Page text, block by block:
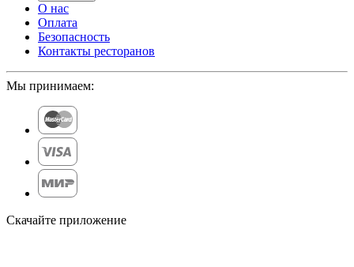
О нас
Оплата
Безопасность
Контакты ресторанов
Мы принимаем:
Скачайте приложение